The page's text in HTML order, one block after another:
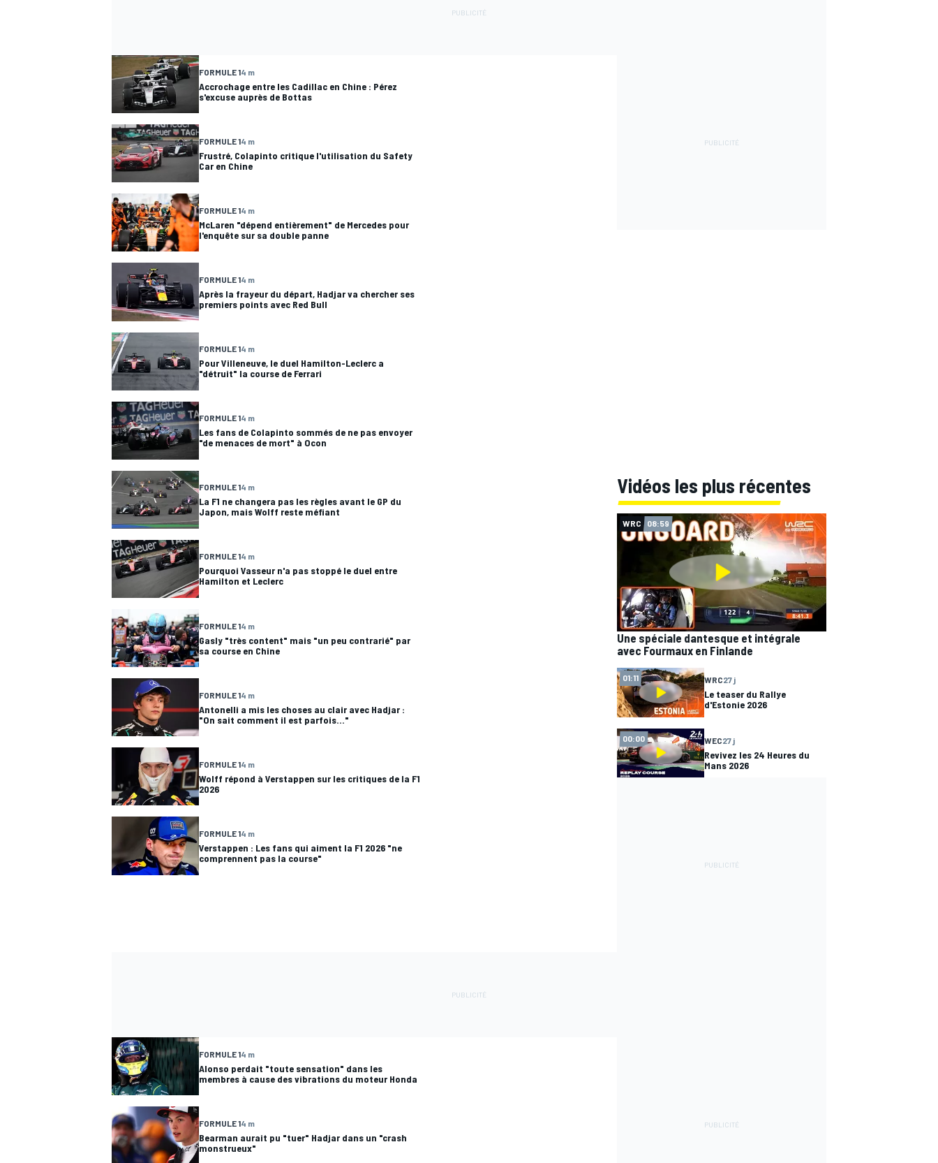
AUTRES CHAMPIONNATS
FORMULE 14 m
Accrochage entre les Cadillac en Chine : Pérez
s'excuse auprès de Bottas
FORMULE 14 m
Frustré, Colapinto critique l'utilisation du Safety
Car en Chine
FORMULE 14 m
McLaren "dépend entièrement" de Mercedes pour
l'enquête sur sa double panne
FORMULE 14 m
Après la frayeur du départ, Hadjar va chercher ses
premiers points avec Red Bull
FORMULE 14 m
Pour Villeneuve, le duel Hamilton-Leclerc a
"détruit" la course de Ferrari
FORMULE 14 m
Les fans de Colapinto sommés de ne pas envoyer
"de menaces de mort" à Ocon
FORMULE 14 m
La F1 ne changera pas les règles avant le GP du
Japon, mais Wolff reste méfiant
FORMULE 14 m
Pourquoi Vasseur n'a pas stoppé le duel entre
Hamilton et Leclerc
FORMULE 14 m
Gasly "très content" mais "un peu contrarié" par
sa course en Chine
FORMULE 14 m
Antonelli a mis les choses au clair avec Hadjar :
"On sait comment il est parfois..."
FORMULE 14 m
Wolff répond à Verstappen sur les critiques de la F1
2026
FORMULE 14 m
Verstappen : Les fans qui aiment la F1 2026 "ne
comprennent pas la course"
Vidéos les plus récentes
WRC 08:59
Une spéciale dantesque et intégrale
avec Fourmaux en Finlande
01:11 WRC27 j
Le teaser du Rallye
d'Estonie 2026
00:00 WEC27 j
Revivez les 24 Heures du
Mans 2026
FORMULE 14 m
Alonso perdait "toute sensation" dans les
membres à cause des vibrations du moteur Honda
FORMULE 14 m
Bearman aurait pu "tuer" Hadjar dans un "crash
monstrueux"